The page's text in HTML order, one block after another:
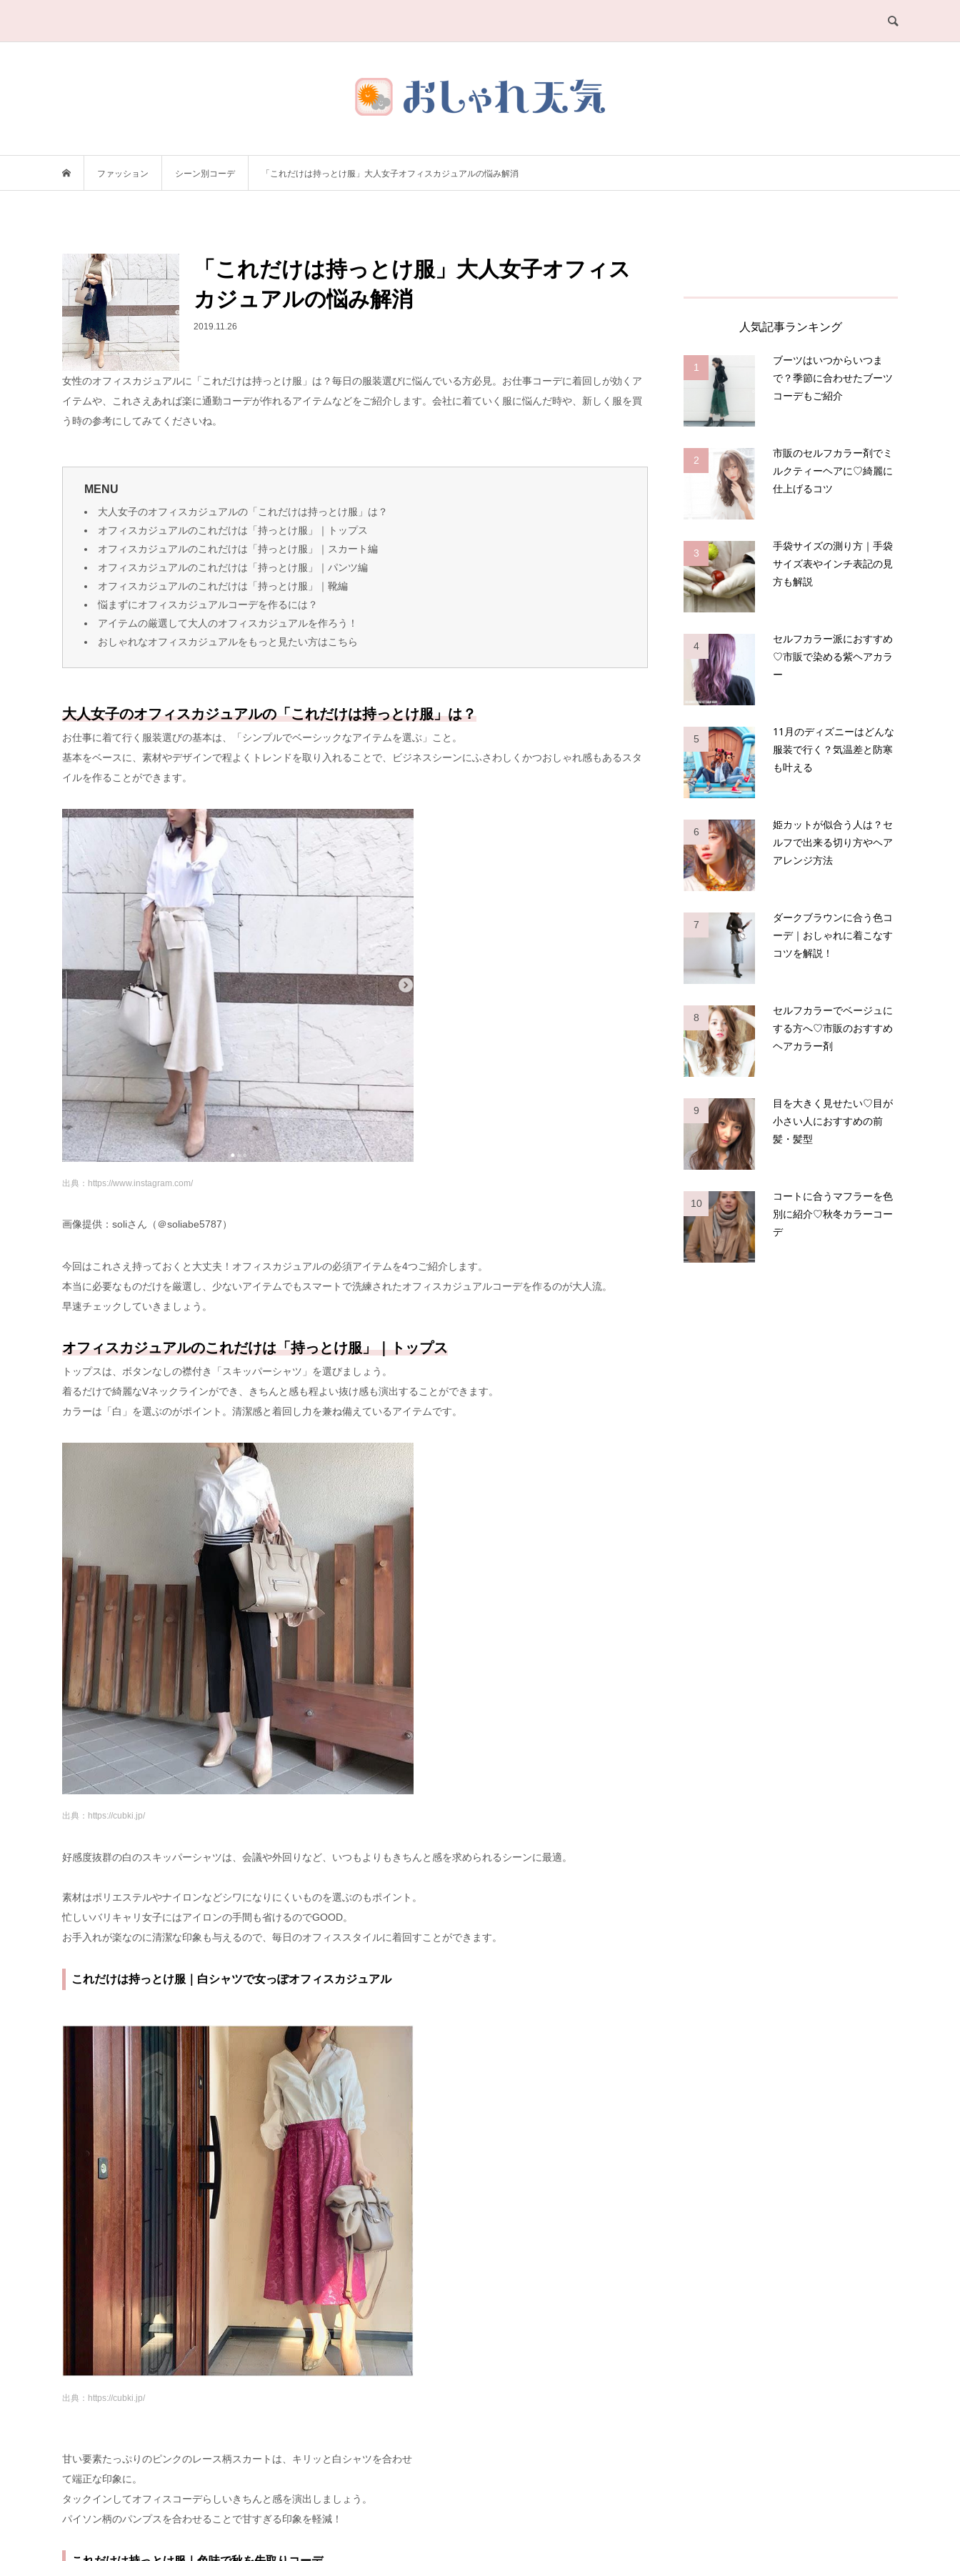
ファッション シーン別コーデ 「これだけは持っとけ服」大人女子オフィスカジュアルの悩み解消
「これだけは持っとけ服」大人女子オフィス
カジュアルの悩み解消
2019.11.26
女性のオフィスカジュアルに「これだけは持っとけ服」は？毎日の服装選びに悩んでいる方必見。お仕事コーデに着回しが効くア
イテムや、これさえあれば楽に通勤コーデが作れるアイテムなどをご紹介します。会社に着ていく服に悩んだ時や、新しく服を買
う時の参考にしてみてくださいね。
MENU
大人女子のオフィスカジュアルの「これだけは持っとけ服」は？
オフィスカジュアルのこれだけは「持っとけ服」｜トップス
オフィスカジュアルのこれだけは「持っとけ服」｜スカート編
オフィスカジュアルのこれだけは「持っとけ服」｜パンツ編
オフィスカジュアルのこれだけは「持っとけ服」｜靴編
悩まずにオフィスカジュアルコーデを作るには？
アイテムの厳選して大人のオフィスカジュアルを作ろう！
おしゃれなオフィスカジュアルをもっと見たい方はこちら
大人女子のオフィスカジュアルの「これだけは持っとけ服」は？
お仕事に着て行く服装選びの基本は、「シンプルでベーシックなアイテムを選ぶ」こと。
基本をベースに、素材やデザインで程よくトレンドを取り入れることで、ビジネスシーンにふさわしくかつおしゃれ感もあるスタ
イルを作ることができます。
出典：https://www.instagram.com/
画像提供：soliさん（＠soliabe5787）
今回はこれさえ持っておくと大丈夫！オフィスカジュアルの必須アイテムを4つご紹介します。
本当に必要なものだけを厳選し、少ないアイテムでもスマートで洗練されたオフィスカジュアルコーデを作るのが大人流。
早速チェックしていきましょう。
オフィスカジュアルのこれだけは「持っとけ服」｜トップス
トップスは、ボタンなしの襟付き「スキッパーシャツ」を選びましょう。
着るだけで綺麗なVネックラインができ、きちんと感も程よい抜け感も演出することができます。
カラーは「白」を選ぶのがポイント。清潔感と着回し力を兼ね備えているアイテムです。
出典：https://cubki.jp/
好感度抜群の白のスキッパーシャツは、会議や外回りなど、いつもよりもきちんと感を求められるシーンに最適。
素材はポリエステルやナイロンなどシワになりにくいものを選ぶのもポイント。
忙しいバリキャリ女子にはアイロンの手間も省けるのでGOOD。
お手入れが楽なのに清潔な印象も与えるので、毎日のオフィススタイルに着回すことができます。
これだけは持っとけ服｜白シャツで女っぽオフィスカジュアル
出典：https://cubki.jp/
甘い要素たっぷりのピンクのレース柄スカートは、キリッと白シャツを合わせ
て端正な印象に。
タックインしてオフィスコーデらしいきちんと感を演出しましょう。
パイソン柄のパンプスを合わせることで甘すぎる印象を軽減！
人気記事ランキング
1
ブーツはいつからいつま
で？季節に合わせたブーツ
コーデもご紹介
2
市販のセルフカラー剤でミ
ルクティーヘアに♡綺麗に
仕上げるコツ
3
手袋サイズの測り方｜手袋
サイズ表やインチ表記の見
方も解説
4
セルフカラー派におすすめ
♡市販で染める紫ヘアカラ
ー
5
11月のディズニーはどんな
服装で行く？気温差と防寒
も叶える
6
姫カットが似合う人は？セ
ルフで出来る切り方やヘア
アレンジ方法
7
ダークブラウンに合う色コ
ーデ｜おしゃれに着こなす
コツを解説！
8
セルフカラーでベージュに
する方へ♡市販のおすすめ
ヘアカラー剤
9
目を大きく見せたい♡目が
小さい人におすすめの前
髪・髪型
10
コートに合うマフラーを色
別に紹介♡秋冬カラーコー
デ